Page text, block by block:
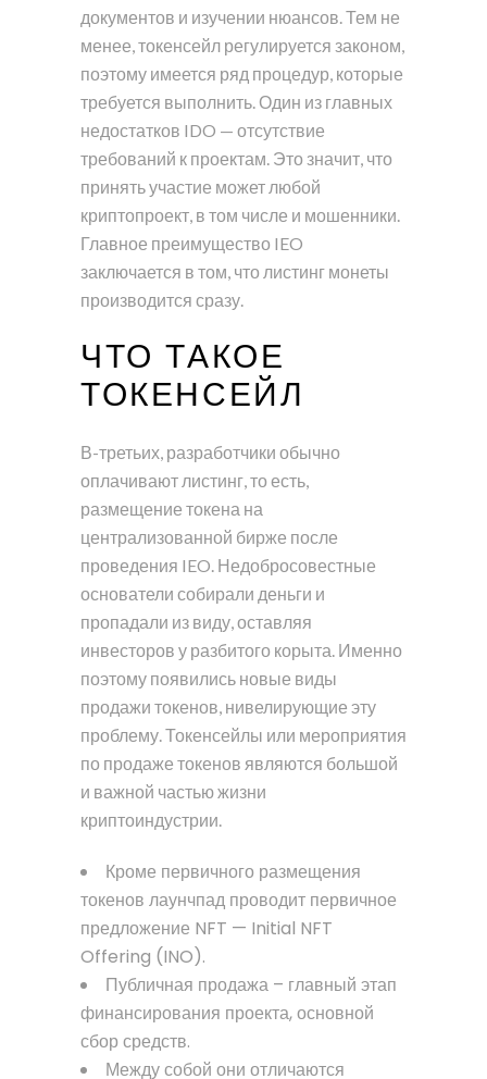
документов и изучении нюансов. Тем не
менее, токенсейл регулируется законом,
поэтому имеется ряд процедур, которые
требуется выполнить. Один из главных
недостатков IDO — отсутствие
требований к проектам. Это значит, что
принять участие может любой
криптопроект, в том числе и мошенники.
Главное преимущество IEO
заключается в том, что листинг монеты
производится сразу.
ЧТО ТАКОЕ
ТОКЕНСЕЙЛ
В-третьих, разработчики обычно
оплачивают листинг, то есть,
размещение токена на
централизованной бирже после
проведения IEO. Недобросовестные
основатели собирали деньги и
пропадали из виду, оставляя
инвесторов у разбитого корыта. Именно
поэтому появились новые виды
продажи токенов, нивелирующие эту
проблему. Токенсейлы или мероприятия
по продаже токенов являются большой
и важной частью жизни
криптоиндустрии.
Кроме первичного размещения
токенов лаунчпад проводит первичное
предложение NFT — Initial NFT
Offering (INO).
Публичная продажа – главный этап
финансирования проекта, основной
сбор средств.
Между собой они отличаются